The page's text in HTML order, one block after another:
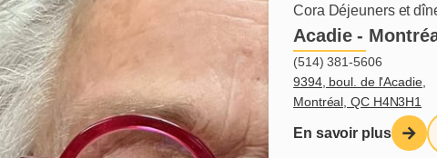
Cora Déjeuners et
Acadie -
(514) 381-5606
9394, boul. de l'Acadie,
Montréal, QC H4N3H1
En savoir plus